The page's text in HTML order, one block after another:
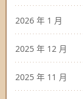
2026 年 1 月
2025 年 12 月
2025 年 11 月